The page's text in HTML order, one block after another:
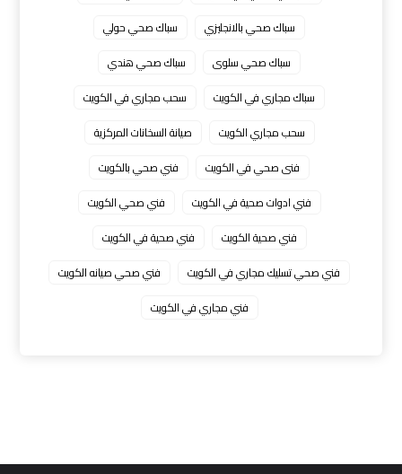
سباك صحي بالانجليزي
سباك صحي حولي
سباك صحي سلوى
سباك صحي هندي
سباك مجاري في الكويت
سحب مجاري في الكويت
سحب مجاري الكويت
صيانة السخانات المركزية
فنى صحي في الكويت
فني صحي بالكويت
فني ادوات صحية في الكويت
فني صحي الكويت
فني صحية الكويت
فني صحية في الكويت
فني صحي تسليك مجاري في الكويت
فني صحي صيانه الكويت
فني مجاري في الكويت